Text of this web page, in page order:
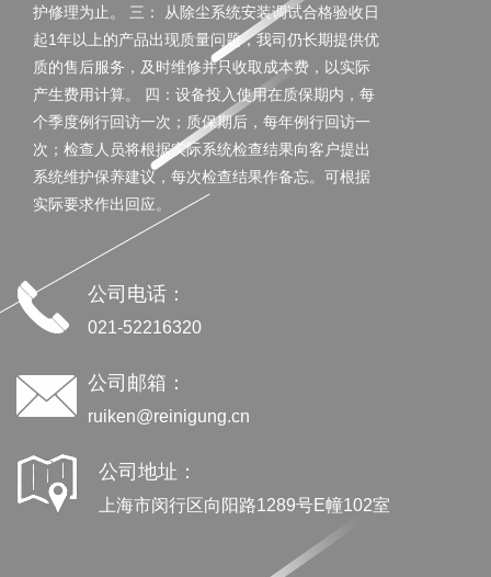
护修理为止。 三： 从除尘系统安装调试合格验收日
起1年以上的产品出现质量问题，我司仍长期提供优
质的售后服务，及时维修并只收取成本费，以实际
产生费用计算。 四：设备投入使用在质保期内，每
个季度例行回访一次；质保期后，每年例行回访一
次；检查人员将根据实际系统检查结果向客户提出
系统维护保养建议，每次检查结果作备忘。可根据
实际要求作出回应。
公司电话：
021-52216320
公司邮箱：
ruiken@reinigung.cn
公司地址：
上海市闵行区向阳路1289号E幢102室